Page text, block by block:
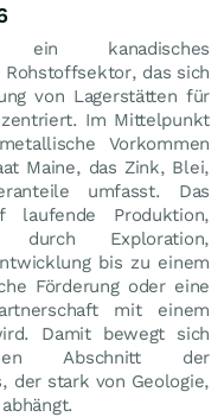
kanadisches
das sich
von Lagerstätten für
Im Mittelpunkt
Vorkommen
Maine, das Zink, Blei,
umfasst. Das
laufende Produktion,
durch Exploration,
bis zu einem
Förderung oder eine
mit einem
Damit bewegt sich
Abschnitt der
der stark von Geologie,